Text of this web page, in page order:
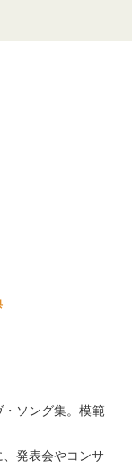
ソング集。模範
、発表会やコンサ